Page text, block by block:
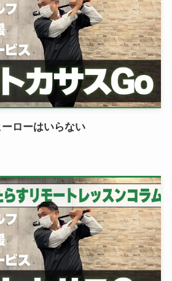
ローはいらない